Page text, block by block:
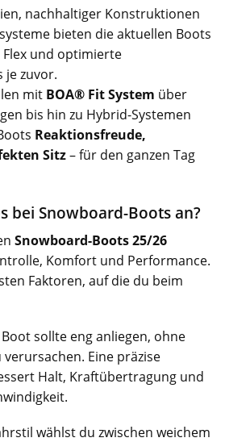
nachhaltiger Konstruktionen
bieten die aktuellen Boots
und optimierte
je zuvor.
mit BOA® Fit System über
bis hin zu Hybrid-Systemen
Reaktionsfreude,
Sitz– für den ganzen Tag
bei Snowboard-Boots an?
Snowboard-Boots 25/26
Komfort und Performance.
Faktoren, auf die du beim
sollte eng anliegen, ohne
Eine präzise
Halt, Kraftübertragung und
wählst du zwischen weichem